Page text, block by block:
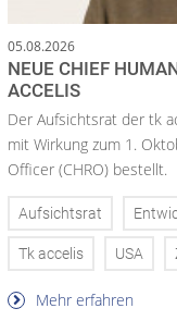
05.08.2026
NEUE CHIEF
ACCELIS
Der Aufsichtsrat der tk
mit Wirkung zum 1.
Officer (CHRO) bestellt.
Aufsichtsrat
Tk accelis USA
Mehr erfahren